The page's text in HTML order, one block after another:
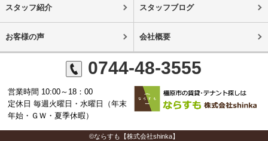
スタッフ紹介 スタッフブログ
お客様の声 会社概要
0744-48-3555
営業時間 10:00～18：00
定休日 毎週火曜日・水曜日（年末
年始・ＧＷ・夏季休暇）
©ならすも【株式会社shinka】